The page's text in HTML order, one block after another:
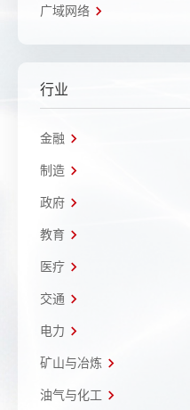
广域网络
行业
金融
制造
政府
教育
医疗
交通
电力
矿山与冶炼
油气与化工